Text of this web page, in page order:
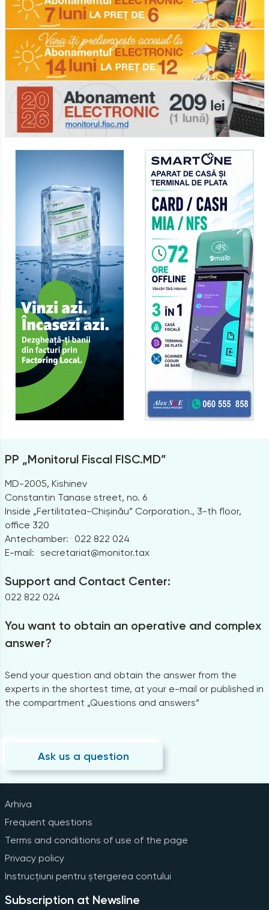
PP „Monitorul Fiscal FISC.MD”
MD-2005, Kishinev
Constantin Tanase street, no. 6
Inside „Fertilitatea-Chișinău” Corporation., 3-th floor,
office 320
Antechamber:
022 822 024
E-mail: secretariat@monitor.tax
Support and Contact Center:
022 822 024
You want to obtain an operative and complex
answer?
Send your question and obtain the answer from the
experts in the shortest time, at your e-mail or published in
the compartment „Questions and answers”
Ask us a question
Arhiva
Frequent questions
Terms and conditions of use of the page
Privacy policy
Instrucțiuni pentru ștergerea contului
Subscription at Newsline